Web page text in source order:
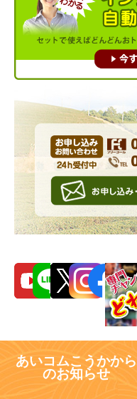
あいコムこうかから
のお知らせ